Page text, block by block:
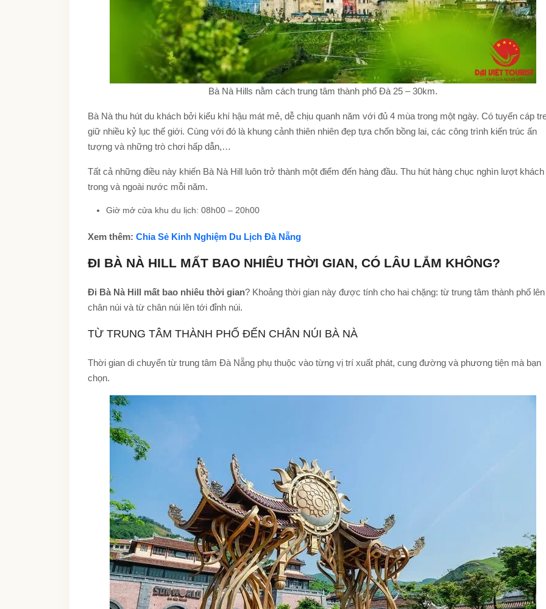
Bà Nà Hills nằm cách trung tâm thành phố Đà 25 – 30km.
Bà Nà thu hút du khách bởi kiểu khí hậu mát mẻ, dễ chịu quanh năm với đủ 4 mùa trong một ngày. Có tuyến cáp
giữ nhiều kỷ lục thế giới. Cùng với đó là khung cảnh thiên nhiên đẹp tựa chốn bồng lai, các công trình kiến trúc ấn
tượng và những trò chơi hấp dẫn,…
Tất cả những điều này khiến Bà Nà Hill luôn trở thành một điểm đến hàng đầu. Thu hút hàng chục nghìn lượt khách
trong và ngoài nước mỗi năm.
Giờ mở cửa khu du lịch: 08h00 – 20h00
Xem thêm: Chia Sẻ Kinh Nghiệm Du Lịch Đà Nẵng
ĐI BÀ NÀ HILL MẤT BAO NHIÊU THỜI GIAN, CÓ LÂU LẮM KHÔNG?
Đi Bà Nà Hill mất bao nhiêu thời gian? Khoảng thời gian này được tính cho hai chặng: từ trung tâm thành phố lên
chân núi và từ chân núi lên tới đỉnh núi.
TỪ TRUNG TÂM THÀNH PHỐ ĐẾN CHÂN NÚI BÀ NÀ
Thời gian di chuyển từ trung tâm Đà Nẵng phụ thuộc vào từng vị trí xuất phát, cung đường và phương tiện mà bạn
chọn.